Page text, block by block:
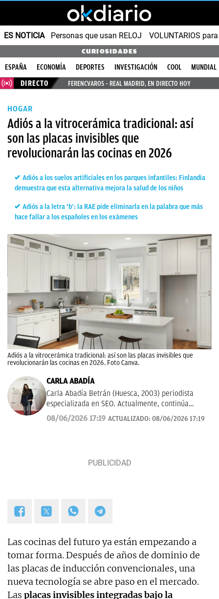
ES NOTICIA Personas que usan RELOJ VOLUNTARIOS
CURIOSIDADES
ESPAÑA ECONOMÍA DEPORTES INVESTIGACIÓN COOL
MUNDIAL
DIRECTO
FERENCVAROS – REAL MADRID, EN DIRECTO HOY
HOGAR
Adiós a la vitrocerámica tradicional: así
son las placas invisibles que
revolucionarán las cocinas en 2026
Adiós a los suelos artificiales en los parques infantiles: Finlandia
demuestra que esta alternativa mejora la salud de los niños
Adiós a la letra ‘b’: la RAE pide eliminarla en la palabra que más
hace fallar a los españoles en los exámenes
Adiós a la vitrocerámica tradicional: así son las placas invisibles que
revolucionarán las cocinas en 2026. Foto Canva.
CARLA ABADÍA
Carla Abadía Betrán (Huesca, 2003) periodista
especializada en SEO. Actualmente, continúa
ampliando sus conocimientos en marketing y tiene
experiencia en medios de referencia como La
08/06/2026 17:19 ACTUALIZADO: 08/06/2026 17:19
Las cocinas del futuro ya están empezando a
tomar forma. Después de años de dominio de
las placas de inducción convencionales, una
nueva tecnología se abre paso en el mercado.
Las placas invisibles integradas bajo la